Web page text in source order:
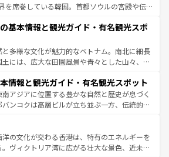
トラリアの多彩な魅力を存分に味わいつくそ
しい。
してくれる。また、奥深い台湾の食文化も魅
評判のスイーツなど、バラエティ豊かな料理
い。
を席巻している韓国。首都ソウルの宮殿や伝統
を延ばせば四季折々の自然美を楽しむことが
て、キムチや焼肉、絶品のストリートフード
ざまな韓国料理が待っている。夜には、韓国な
イトライフも堪能できる。あたたかいホスピタ
わってみてほしい。 なお、新着の韓国情報はコンテンツ一
てほしい。
基本情報と観光ガイド・有名観光スポ
と多様な文化が魅力的なベトナム。南北に細長
土には、広大な田園風景や青々とした山々、世
共に伝統が息づく。ハノイの古い町並みやホ
のフランス統治時代の建物も、独特の雰囲気を
いる。また、バラエティの豊かさとおいしさで
やバインミー、ベトナムコーヒーなどは、ぜ
わいたい。どの地域を訪れてもあたたかい人々
迎えてくれるので、きっと忘れられない旅にな
情報と観光ガイド・有名観光スポット
南アジアに位置する豊かな自然と歴史が息づく
バンコクは高層ビルが立ち並ぶ一方、伝統的な
している。北部ではチェンマイなどの山岳地
触れ合い、南部ではプーケットやクラビの美し
リゾート気分を楽しむことができる。タイ料理
洋の文化が交わる香港は、特有のエネルギーを
。ヴィクトリア湾に広がる壮大な景色、近未来